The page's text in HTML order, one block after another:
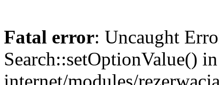
Fatal error: Uncaught
Search::setOptionValue()